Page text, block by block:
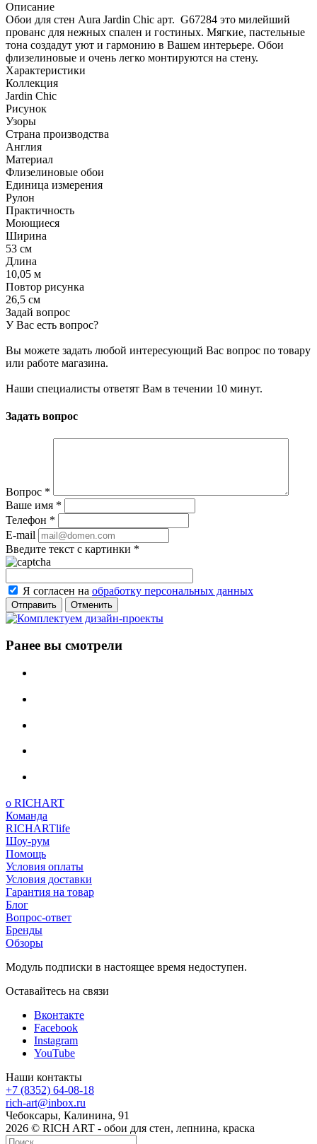
Описание
Обои для стен Aura Jardin Chic арт. G67284 это милейший
прованс для нежных спален и гостиных. Мягкие, пастельные
тона создадут уют и гармонию в Вашем интерьере. Обои
флизелиновые и очень легко монтируются на стену.
Характеристики
Коллекция
Jardin Chic
Рисунок
Узоры
Страна производства
Англия
Материал
Флизелиновые обои
Единица измерения
Рулон
Практичность
Моющиеся
Ширина
53 см
Длина
10,05 м
Повтор рисунка
26,5 см
Задай вопрос
У Вас есть вопрос?
Вы можете задать любой интересующий Вас вопрос по товару
или работе магазина.
Наши специалисты ответят Вам в течении 10 минут.
Задать вопрос
Вопрос *
Ваше имя *
Телефон *
E-mail
Введите текст с картинки *
Я согласен на обработку персональных данных
Отменить
Ранее вы смотрели
о RICHART
Команда
RICHARTlife
Шоу-рум
Помощь
Условия оплаты
Условия доставки
Гарантия на товар
Блог
Вопрос-ответ
Бренды
Обзоры
Модуль подписки в настоящее время недоступен.
Оставайтесь на связи
Вконтакте
Facebook
Instagram
YouTube
Наши контакты
+7 (8352) 64-08-18
rich-art@inbox.ru
Чебоксары, Калинина, 91
2026 © RICH ART - обои для стен, лепнина, краска